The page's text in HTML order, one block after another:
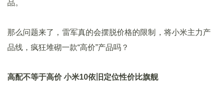
品。
那么问题来了，雷军真的会摆脱价格的限制，将小米主力产
品线，疯狂堆砌一款“高价”产品吗？
高配不等于高价 小米10依旧定位性价比旗舰